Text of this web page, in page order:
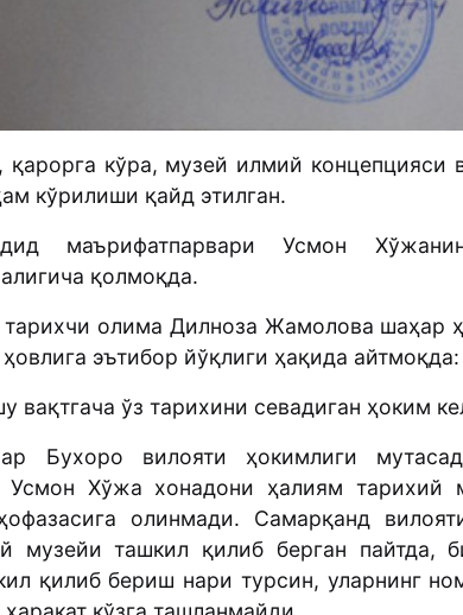
қарорга кўра, музей илмий концепцияси
кўрилиши қайд этилган.
маърифатпарвари Усмон
қолмоқда.
тарихчи олима Дилноза Жамолова шаҳар
эътибор йўқлиги ҳақида айтмоқда:
вақтгача ўз тарихини севадиган ҳоким
Бухоро вилояти ҳокимлиги
Усмон Хўжа хонадони ҳалиям тарихий
олинмади. Самарқанд
музейи ташкил қилиб берган пайтда,
қилиб бериш нари турсин, уларнинг